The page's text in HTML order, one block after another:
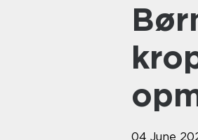
Børnekiropraktor: når små
04 June